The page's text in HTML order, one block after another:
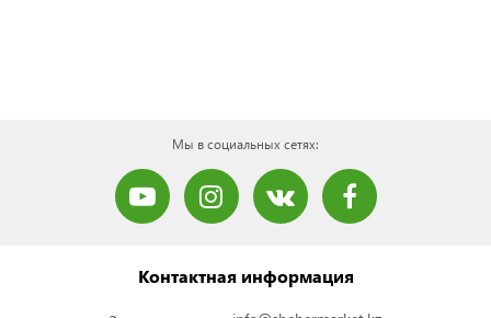
Мы в социальных сетях:
Контактная информация